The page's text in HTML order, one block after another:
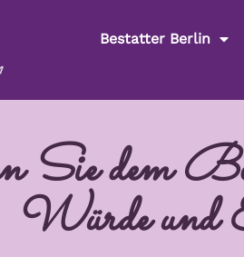
Bestatter Berlin
Sie dem
Würde und